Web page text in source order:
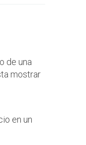
de una
mostrar
en un